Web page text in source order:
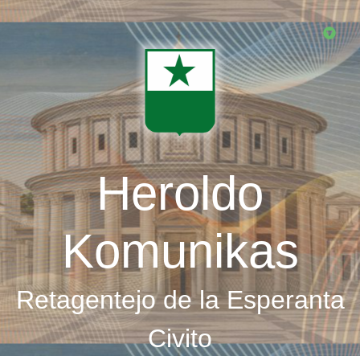
Skip
Heroldo
Komunikas
Retagentejo de la Esperanta
Civito